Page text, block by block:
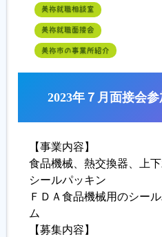
美祢就職相談室
美祢就職面接会
美祢市の事業所紹介
2023年７月面接会
【事業内容】
食品機械、熱交換器、上
シールパッキン
ＦＤＡ食品機械用のシー
ム
【募集内容】